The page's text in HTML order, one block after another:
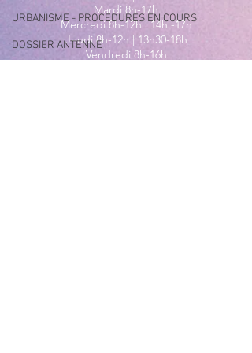
URBANISME - PROCEDURES EN COURS
DOSSIER ANTENNE
Mardi 8h-17h
Mercredi 8h-12h | 14h -17h
Jeudi 8h-12h | 13h30-18h
Vendredi 8h-16h